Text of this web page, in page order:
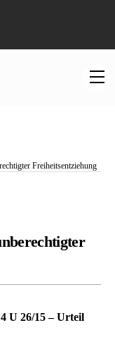
Freiheitsentziehung
U 26/15 – Urteil